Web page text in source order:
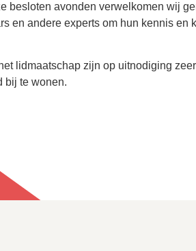
besloten avonden verwelkomen wij
en andere experts om hun kennis en
lidmaatschap zijn op uitnodiging zeer
bij te wonen.